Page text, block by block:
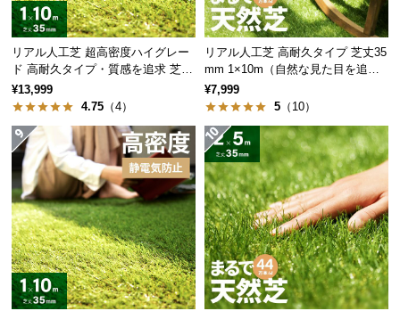
特殊な「つや消し加工」で葉の不自然な光の反射を
抑え、より自然で美しい質感を再現しました。
リアル人工芝 超高密度ハイグレー
ド 高耐久タイプ・質感を追求 芝丈
35mm 1×10m
¥13,999
4.75 （4）
リアル人工芝 高耐久タイプ 芝丈35
mm 1×10m（自然な見た目を追
求・U字ピン付属）
¥7,999
5 （10）